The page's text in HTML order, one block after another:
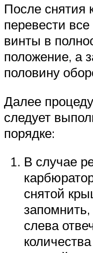
После снятия
перевести
винты в
положение, а
половину
Далее
следует
порядке:
В случае
снятой
слева